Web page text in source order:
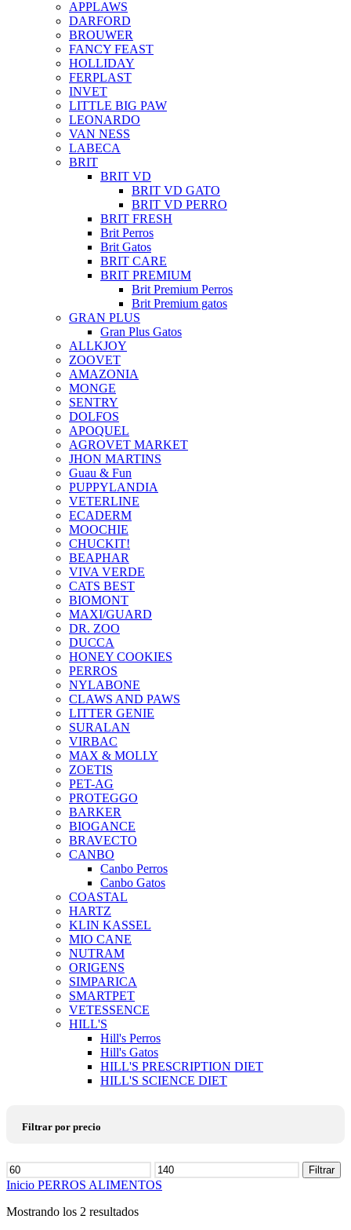
APPLAWS
DARFORD
BROUWER
FANCY FEAST
HOLLIDAY
FERPLAST
INVET
LITTLE BIG PAW
LEONARDO
VAN NESS
LABECA
BRIT
BRIT VD
BRIT VD GATO
BRIT VD PERRO
BRIT FRESH
Brit Perros
Brit Gatos
BRIT CARE
BRIT PREMIUM
Brit Premium Perros
Brit Premium gatos
GRAN PLUS
Gran Plus Gatos
ALLKJOY
ZOOVET
AMAZONIA
MONGE
SENTRY
DOLFOS
APOQUEL
AGROVET MARKET
JHON MARTINS
Guau & Fun
PUPPYLANDIA
VETERLINE
ECADERM
MOOCHIE
CHUCKIT!
BEAPHAR
VIVA VERDE
CATS BEST
BIOMONT
MAXI/GUARD
DR. ZOO
DUCCA
HONEY COOKIES
PERROS
NYLABONE
CLAWS AND PAWS
LITTER GENIE
SURALAN
VIRBAC
MAX & MOLLY
ZOETIS
PET-AG
PROTEGGO
BARKER
BIOGANCE
BRAVECTO
CANBO
Canbo Perros
Canbo Gatos
COASTAL
HARTZ
KLIN KASSEL
MIO CANE
NUTRAM
ORIGENS
SIMPARICA
SMARTPET
VETESSENCE
HILL'S
Hill's Perros
Hill's Gatos
HILL'S PRESCRIPTION DIET
HILL'S SCIENCE DIET
Filtrar por precio
Precio
mínimo
Precio
Filtrar
Inicio PERROS ALIMENTOS
Mostrando los 2 resultados